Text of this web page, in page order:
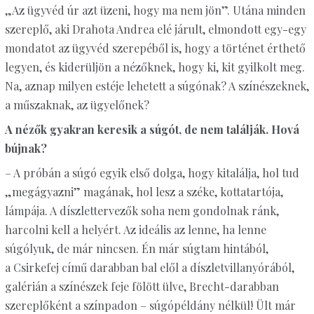
„Az ügyvéd úr azt üzeni, hogy ma nem jön”. Utána minden
szereplő, aki Drahota Andrea elé járult, elmondott egy-egy
mondatot az ügyvéd szerepéből is, hogy a történet érthető
legyen, és kiderüljön a nézőknek, hogy ki, kit gyilkolt meg.
Na, aznap milyen estéje lehetett a súgónak? A színészeknek,
a műszaknak, az ügyelőnek?
A nézők gyakran keresik a súgót, de nem találják. Hová
bújnak?
– A próbán a súgó egyik első dolga, hogy kitalálja, hol tud
„megágyazni” magának, hol lesz a széke, kottatartója,
lámpája. A díszlettervezők soha nem gondolnak ránk,
harcolni kell a helyért. Az ideális az lenne, ha lenne
súgólyuk, de már nincsen. Én már súgtam hintából,
a Csirkefej című darabban bal elől a díszletvillanyórából,
galérián a színészek feje fölött ülve, Brecht-darabban
szereplőként a színpadon – súgópéldány nélkül! Ült már